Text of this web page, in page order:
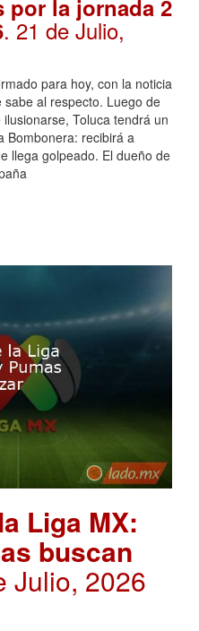
por la jornada 2
. 21 de Julio,
para hoy, con la noticia
al respecto. Luego de
Toluca tendrá un
Bombonera: recibirá a
llega golpeado. El dueño de
Liga MX:
buscan
Julio, 2026